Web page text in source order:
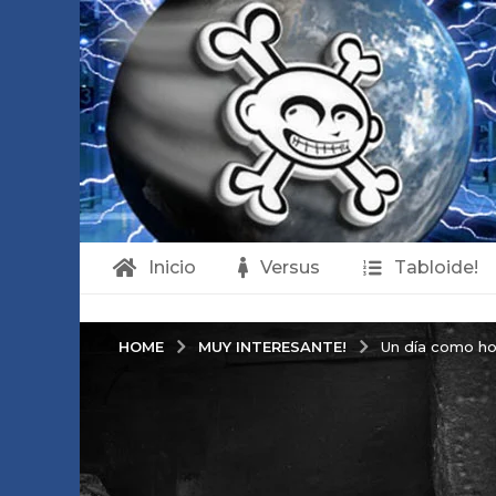
Inicio Versus Tabloide!
HOME MUY INTERESANTE! Un día como